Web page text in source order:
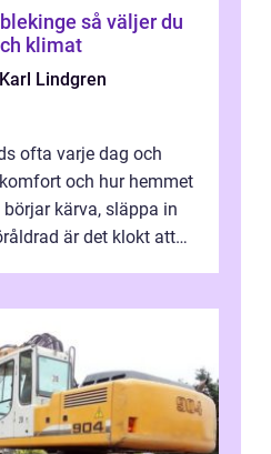
så väljer du
klimat
Karl Lindgren
ofta varje dag och
och hur hemmet
kärva, släppa in
är det klokt att